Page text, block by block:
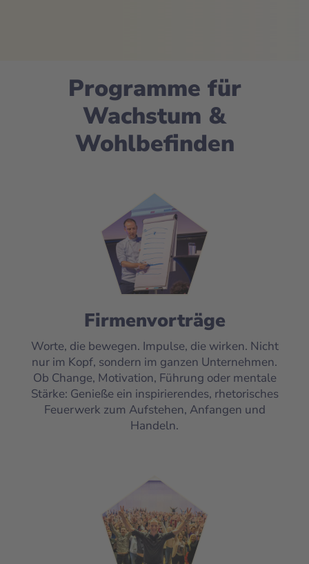
Programme für
Wachstum &
Wohlbefinden
Firmenvorträge
Worte, die bewegen. Impulse, die wirken. Nicht
nur im Kopf, sondern im ganzen Unternehmen.
Ob Change, Motivation, Führung oder mentale
Stärke: Genieße ein inspirierendes, rhetorisches
Feuerwerk zum Aufstehen, Anfangen und
Handeln.